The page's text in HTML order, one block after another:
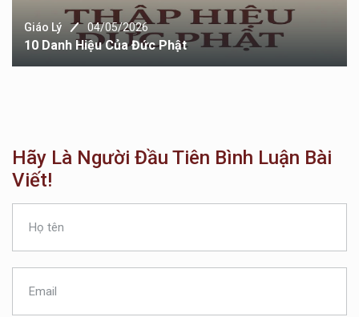
Giáo Lý 04/05/2026
10 Danh Hiệu Của Đức Phật
Hãy Là Người Đầu Tiên Bình Luận Bài
Viết!